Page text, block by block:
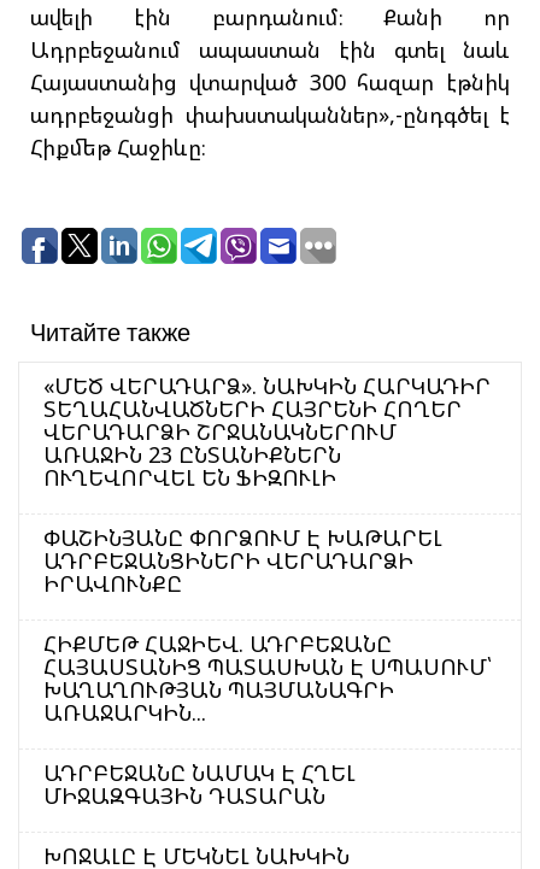
ավելի էին բարդանում։ Քանի որ
Ադրբեջանում ապաստան էին գտել նաև
Հայաստանից վտարված 300 հազար էթնիկ
ադրբեջանցի փախստականներ»,-ընդգծել է
Հիքմեթ Հաջիևը։
Читайте также
«ՄԵԾ ՎԵՐԱԴԱՐՁ». ՆԱԽԿԻՆ ՀԱՐԿԱԴԻՐ
ՏԵՂԱՀԱՆՎԱԾՆԵՐԻ ՀԱՅՐԵՆԻ ՀՈՂԵՐ
ՎԵՐԱԴԱՐՁԻ ՇՐՋԱՆԱԿՆԵՐՈՒՄ
ԱՌԱՋԻՆ 23 ԸՆՏԱՆԻՔՆԵՐՆ
ՈՒՂԵՎՈՐՎԵԼ ԵՆ ՖԻԶՈՒԼԻ
ՓԱՇԻՆՅԱՆԸ ՓՈՐՁՈՒՄ Է ԽԱԹԱՐԵԼ
ԱԴՐԲԵՋԱՆՑԻՆԵՐԻ ՎԵՐԱԴԱՐՁԻ
ԻՐԱՎՈՒՆՔԸ
ՀԻՔՄԵԹ ՀԱՋԻԵՎ. ԱԴՐԲԵՋԱՆԸ
ՀԱՅԱՍՏԱՆԻՑ ՊԱՏԱՍԽԱՆ Է ՍՊԱՍՈՒՄ՝
ԽԱՂԱՂՈՒԹՅԱՆ ՊԱՅՄԱՆԱԳՐԻ
ԱՌԱՋԱՐԿԻՆ...
ԱԴՐԲԵՋԱՆԸ ՆԱՄԱԿ Է ՀՂԵԼ
ՄԻՋԱԶԳԱՅԻՆ ԴԱՏԱՐԱՆ
ԽՈՋԱԼԸ Է ՄԵԿՆԵԼ ՆԱԽԿԻՆ